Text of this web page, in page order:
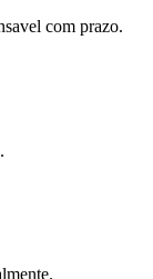
com prazo.